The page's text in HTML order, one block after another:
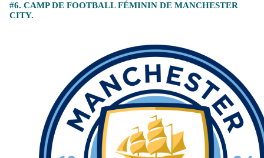
#6. CAMP DE FOOTBALL FÉMININ DE MANCHESTER
CITY.